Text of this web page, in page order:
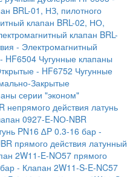
BRL-01, НЗ, пилотного
клапан BRL-02, НО,
клапан BRL-
- Электромагнитный
- HF6504 Чугунные клапаны
- HF6752 Чугунные
Закрытые
серии "эконом"
непрямого действия латунь
0927-E-NО-NBR
PN16 ∆P 0.3-16 бар -
прямого действия латунный
2W11-E-NO57 прямого
- Клапан 2W11-S-E-NC57